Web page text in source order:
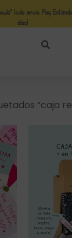
(solo envio Paq
días)
“caja